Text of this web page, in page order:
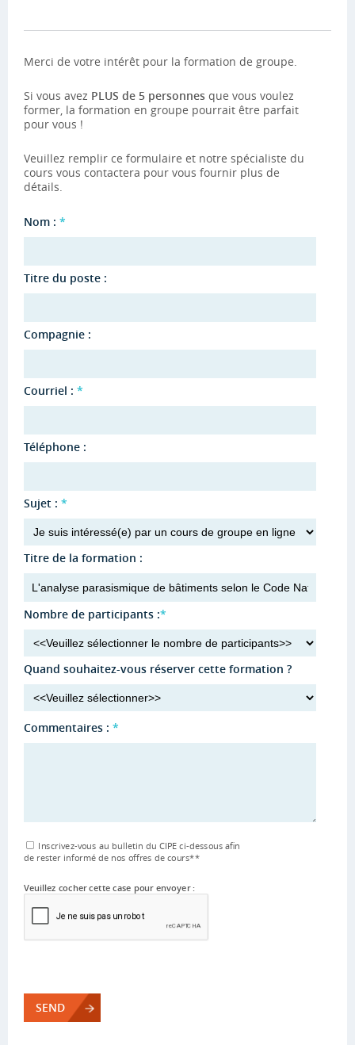
Merci de votre intérêt pour la formation de groupe.
Si vous avez PLUS de 5 personnes que vous voulez
former, la formation en groupe pourrait être parfait
pour vous !
Veuillez remplir ce formulaire et notre spécialiste du
cours vous contactera pour vous fournir plus de
détails.
Nom : *
Titre du poste :
Compagnie :
Courriel : *
Téléphone :
Sujet : *
Titre de la formation :
Nombre de participants :*
Quand souhaitez-vous réserver cette formation ?
Commentaires : *
Inscrivez-vous au bulletin du CIPE ci-dessous afin
de rester informé de nos offres de cours**
Veuillez cocher cette case pour envoyer :